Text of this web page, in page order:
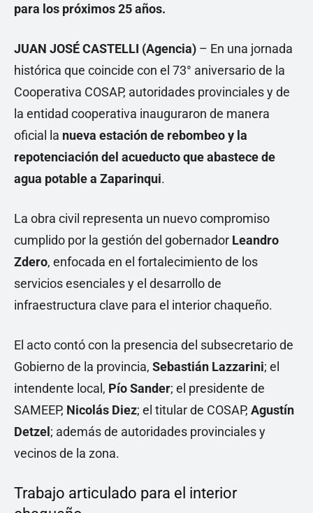
para los próximos 25 años.
JUAN JOSÉ CASTELLI (Agencia) – En una jornada
histórica que coincide con el 73° aniversario de la
Cooperativa COSAP, autoridades provinciales y de
la entidad cooperativa inauguraron de manera
oficial la nueva estación de rebombeo y la
repotenciación del acueducto que abastece de
agua potable a Zaparinqui.
La obra civil representa un nuevo compromiso
cumplido por la gestión del gobernador Leandro
Zdero, enfocada en el fortalecimiento de los
servicios esenciales y el desarrollo de
infraestructura clave para el interior chaqueño.
El acto contó con la presencia del subsecretario de
Gobierno de la provincia, Sebastián Lazzarini; el
intendente local, Pío Sander; el presidente de
SAMEEP, Nicolás Diez; el titular de COSAP, Agustín
Detzel; además de autoridades provinciales y
vecinos de la zona.
Trabajo articulado para el interior